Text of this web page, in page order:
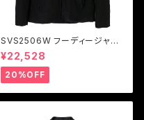
SVS2506W フーディージャケ
ット
¥22,528
20%OFF